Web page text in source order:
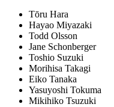
Tōru Hara
Hayao Miyazaki
Todd Olsson
Jane Schonberger
Toshio Suzuki
Morihisa Takagi
Eiko Tanaka
Yasuyoshi Tokuma
Mikihiko Tsuzuki